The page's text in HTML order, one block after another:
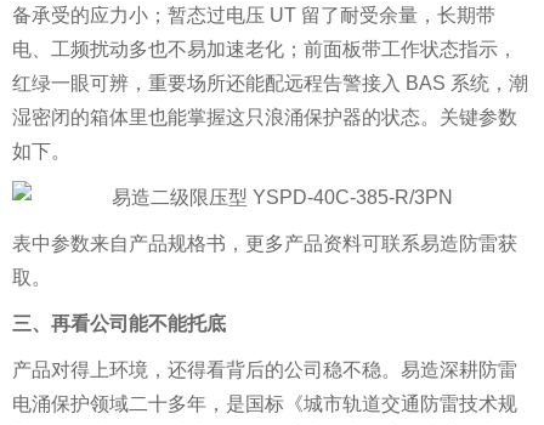
备承受的应力小；暂态过电压 UT 留了耐受余量，长期带
电、工频扰动多也不易加速老化；前面板带工作状态指示，
红绿一眼可辨，重要场所还能配远程告警接入 BAS 系统，潮
湿密闭的箱体里也能掌握这只浪涌保护器的状态。关键参数
如下。
表中参数来自产品规格书，更多产品资料可联系易造防雷获
取。
三、再看公司能不能托底
产品对得上环境，还得看背后的公司稳不稳。易造深耕防雷
电涌保护领域二十多年，是国标《城市轨道交通防雷技术规